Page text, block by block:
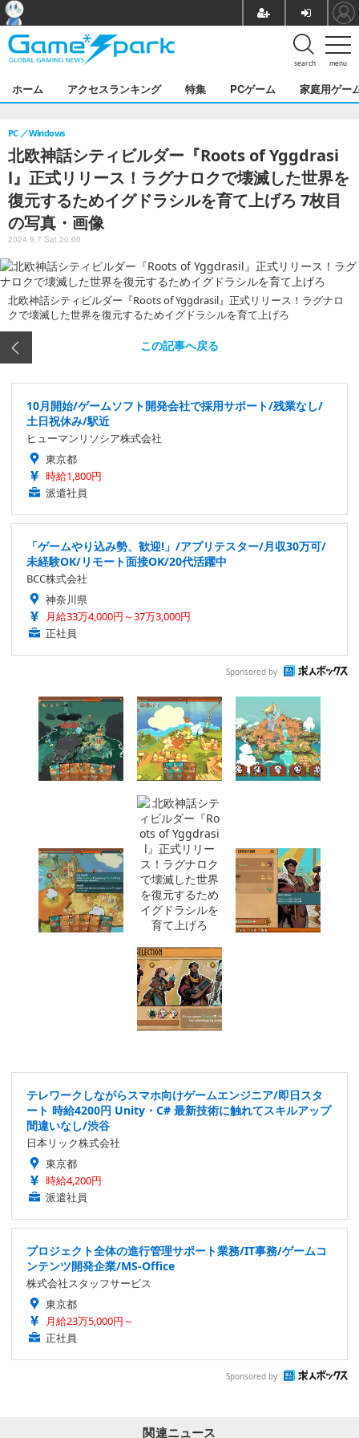
menu
search
ホーム アクセスランキング 特集 PCゲーム 家庭用ゲー
北欧神話シティビルダー『Roots of Yggdrasi
l』正式リリース！ラグナロクで壊滅した世界を
復元するためイグドラシルを育て上げろ 7枚目
の写真・画像
PC Windows
2024.9.7 Sat 20:00
北欧神話シティビルダー『Roots of Yggdrasil』正式リリース！ラグナロ
クで壊滅した世界を復元するためイグドラシルを育て上げろ
この記事へ戻る
10月開始/ゲームソフト開発会社で採用サポート/残業なし/
土日祝休み/駅近
ヒューマンリソシア株式会社
東京都
時給1,800円
派遣社員
「ゲームやり込み勢、歓迎!」/アプリテスター/月収30万可/
未経験OK/リモート面接OK/20代活躍中
BCC株式会社
神奈川県
月給33万4,000円～37万3,000円
正社員
Sponsored by
テレワークしながらスマホ向けゲームエンジニア/即日スタ
ート 時給4200円 Unity・C# 最新技術に触れてスキルアップ
間違いなし/渋谷
日本リック株式会社
東京都
時給4,200円
派遣社員
プロジェクト全体の進行管理サポート業務/IT事務/ゲームコ
ンテンツ開発企業/MS-Office
株式会社スタッフサービス
東京都
月給23万5,000円～
正社員
Sponsored by
関連ニュース